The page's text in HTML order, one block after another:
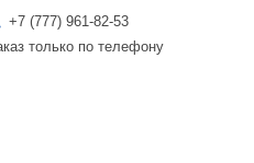
+7 (777) 961-82-53
только по телефону